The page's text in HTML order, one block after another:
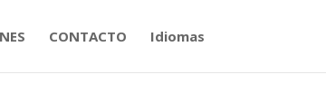
CONTACTO Idiomas